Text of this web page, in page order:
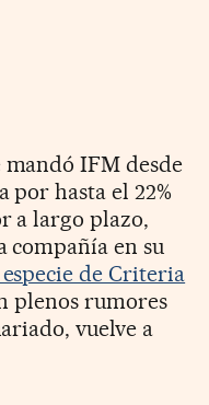
IFM desde
por hasta el 22%
a largo plazo,
compañía en su
de Criteria
plenos rumores
vuelve a